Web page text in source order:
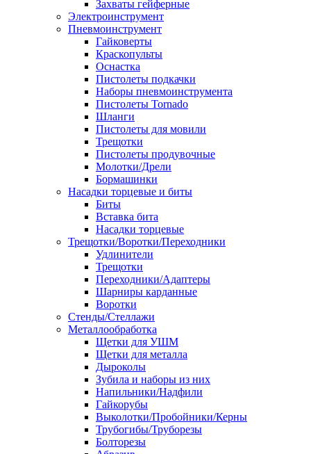
Захваты гейферные
Электроинструмент
Пневмоинструмент
Гайковерты
Краскопульты
Оснастка
Пистолеты подкачки
Наборы пневмоинструмента
Пистолеты Tornado
Шланги
Пистолеты для мовили
Трещотки
Пистолеты продувочные
Молотки/Дрели
Бормашинки
Насадки торцевые и биты
Биты
Вставка бита
Насадки торцевые
Трещотки/Воротки/Переходники
Удлинители
Трещотки
Переходники/Адаптеры
Шарниры карданные
Воротки
Стенды/Стеллажи
Металлообработка
Щетки для УШМ
Щетки для металла
Дыроколы
Зубила и наборы из них
Напильники/Надфили
Гайкорубы
Выколотки/Пробойники/Керны
Трубогибы/Труборезы
Болторезы